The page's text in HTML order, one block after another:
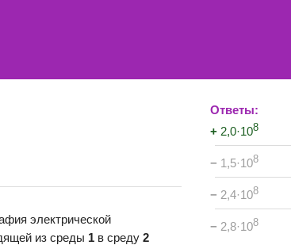
электрической
из среды 1 в среду 2
Ответы:
+ 2,0·108
− 1,5·108
− 2,4·108
− 2,8·108